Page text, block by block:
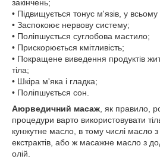
закінчень;
• Підвищується тонус м'язів, у всьому
• Заспокоює нервову систему;
• Поліпшується суглобова мастило;
• Прискорюється кмітливість;
• Покращене виведення продуктів
тіла;
• Шкіра м'яка і гладка;
• Поліпшується сон.
Аюрведичний масаж , як правило,
процедури варто використовувати
кунжутне масло, в тому числі масло
екстрактів, або ж масажне масло з
олій.